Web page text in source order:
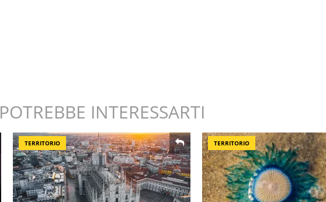
POTREBBE INTERESSARTI
TERRITORIO TERRITORIO